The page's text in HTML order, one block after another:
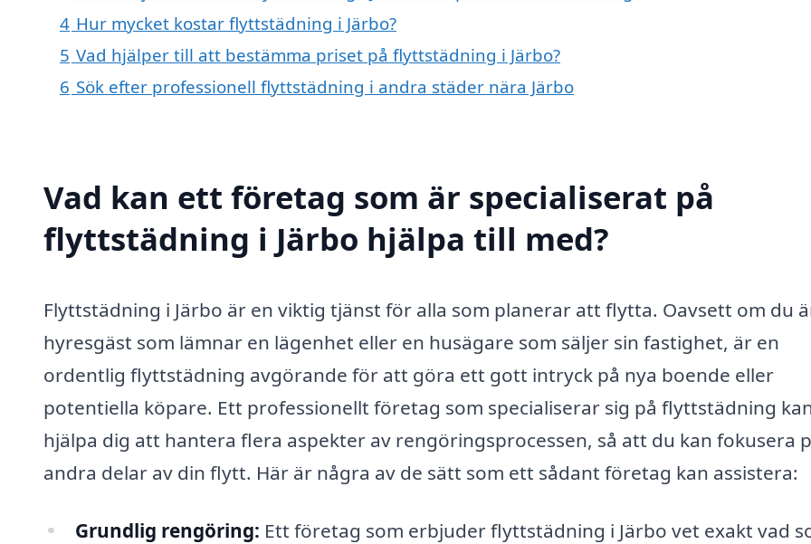
4 Hur mycket kostar flyttstädning i Järbo?
5 Vad hjälper till att bestämma priset på flyttstädning i Järbo?
6 Sök efter professionell flyttstädning i andra städer nära Järbo
Vad kan ett företag som är specialiserat på
flyttstädning i Järbo hjälpa till med?
Flyttstädning i Järbo är en viktig tjänst för alla som planerar att flytta. Oavsett om du
hyresgäst som lämnar en lägenhet eller en husägare som säljer sin fastighet, är en
ordentlig flyttstädning avgörande för att göra ett gott intryck på nya boende eller
potentiella köpare. Ett professionellt företag som specialiserar sig på flyttstädning
hjälpa dig att hantera flera aspekter av rengöringsprocessen, så att du kan fokusera
andra delar av din flytt. Här är några av de sätt som ett sådant företag kan assistera:
Grundlig rengöring: Ett företag som erbjuder flyttstädning i Järbo vet exakt vad